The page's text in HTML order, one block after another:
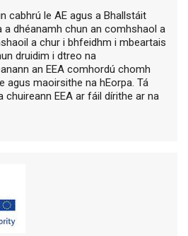
cabhrú le AE agus a Bhallstáit
dhéanamh chun an comhshaol a
a chur i bhfeidhm i mbeartais
druidim i dtreo na
an EEA comhordú chomh
agus maoirsithe na hEorpa. Tá
EEA ar fáil dírithe ar na